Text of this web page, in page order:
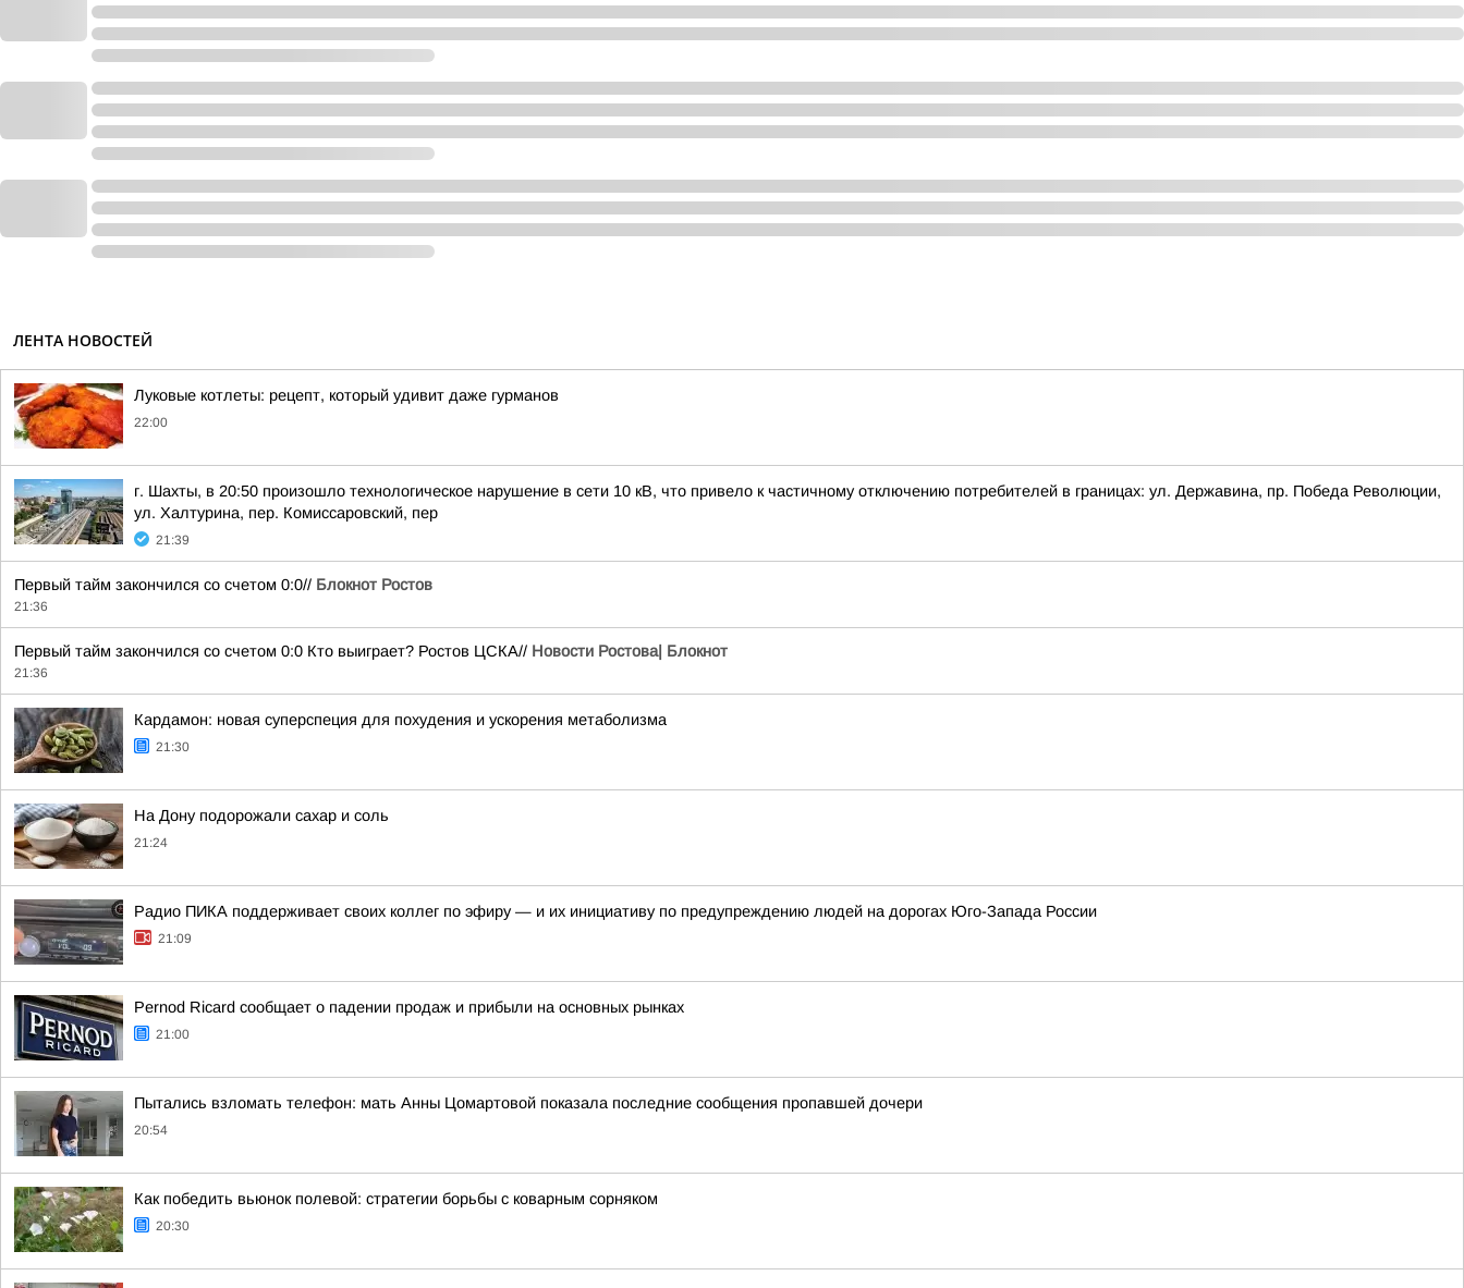
ЛЕНТА НОВОСТЕЙ
Луковые котлеты: рецепт, который удивит даже гурманов
22:00
г. Шахты, в 20:50 произошло технологическое нарушение в сети 10 кВ, что привело к частичному отключению потребителей в границах: ул. Державина, пр. Победа Революции,
ул. Халтурина, пер. Комиссаровский, пер
21:39
Первый тайм закончился со счетом 0:0// Блокнот Ростов
21:36
Первый тайм закончился со счетом 0:0 Кто выиграет? Ростов ЦСКА// Новости Ростова| Блокнот
21:36
Кардамон: новая суперспеция для похудения и ускорения метаболизма
21:30
На Дону подорожали сахар и соль
21:24
Радио ПИКА поддерживает своих коллег по эфиру — и их инициативу по предупреждению людей на дорогах Юго-Запада России
21:09
Pernod Ricard сообщает о падении продаж и прибыли на основных рынках
21:00
Пытались взломать телефон: мать Анны Цомартовой показала последние сообщения пропавшей дочери
20:54
Как победить вьюнок полевой: стратегии борьбы с коварным сорняком
20:30